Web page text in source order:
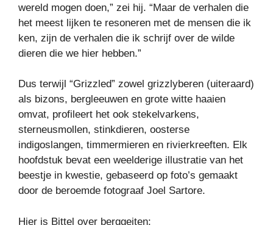
wereld mogen doen,” zei hij. “Maar de verhalen die
het meest lijken te resoneren met de mensen die ik
ken, zijn de verhalen die ik schrijf over de wilde
dieren die we hier hebben.”
Dus terwijl “Grizzled” zowel grizzlyberen (uiteraard)
als bizons, bergleeuwen en grote witte haaien
omvat, profileert het ook stekelvarkens,
sterneusmollen, stinkdieren, oosterse
indigoslangen, timmermieren en rivierkreeften. Elk
hoofdstuk bevat een weelderige illustratie van het
beestje in kwestie, gebaseerd op foto’s gemaakt
door de beroemde fotograaf Joel Sartore.
Hier is Bittel over berggeiten: